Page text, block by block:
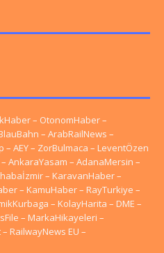
– OtonomHaber–
– ArabRailNews –
– AEY– ZorBulmaca – LeventÖzen
– AnkaraYasam – AdanaMersin –
– KaravanHaber–
– KamuHaber– RayTurkiye –
– KolayHarita – DME –
– MarkaHikayeleri –
– RailwayNews EU –